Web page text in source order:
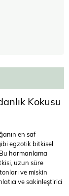
Kokusu
en saf
egzotik bitkisel
harmanlama
uzun süre
ve miskin
ve sakinleştirici